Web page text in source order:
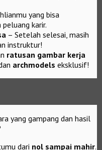
yang bisa
karir.
– Setelah selesai, masih
instruktur!
ratusan gambar kerja
archmodels eksklusif!
yang gampang dan hasil
dari nol sampai mahir.